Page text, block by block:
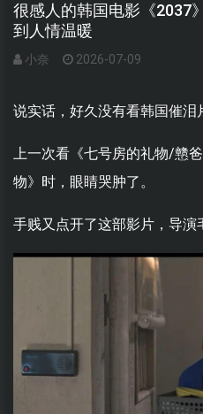
很感人的韩国电影《2037
到人情温暖
小奈 2026-07-09
说实话，好久没有看韩国催泪
上一次看《七号房的礼物/戆
物》时，眼睛哭肿了。
手贱又点开了这部影片，导演